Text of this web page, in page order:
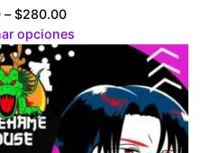
– $280.00Price
range:
$160.00
$280.00
opciones